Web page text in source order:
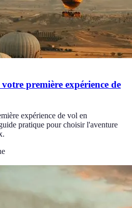
première expérience de
expérience de vol en
pratique pour choisir l'aventure